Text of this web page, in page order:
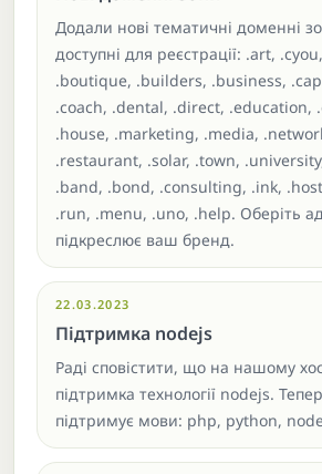
Додали нові тематичні доменні
доступні для реєстрації: .art,
.boutique, .builders, .business,
.coach, .dental, .direct, .education,
.house, .marketing, .media,
.restaurant, .solar, .town,
.band, .bond, .consulting, .ink,
.run, .menu, .uno, .help. Оберіть
підкреслює ваш бренд.
22.03.2023
Підтримка nodejs
Раді сповістити, що на нашому
підтримка технології nodejs.
підтримує мови: php, python,